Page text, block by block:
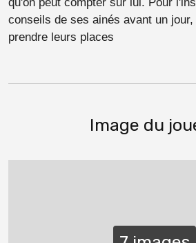
conseils de ses ainés avant un
prendre leurs places
Image du